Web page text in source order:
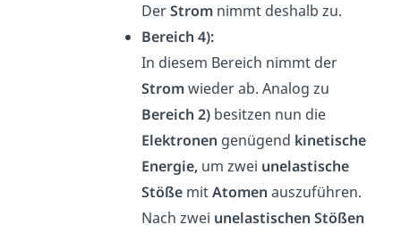
DerStrom nimmt deshalb zu.
Bereich 4):
In diesem Bereich nimmt der
Stromwieder ab. Analog zu
Bereich 2) besitzen nun die
Elektronen genügend kinetische
Energie, um zwei unelastische
Stöße mitAtomen auszuführen.
Nach zwei unelastischen Stößen